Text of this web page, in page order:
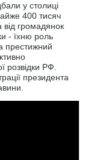
у столиці
400 тисяч
від громадянок
- їхню роль
престижний
розвідки РФ.
президента